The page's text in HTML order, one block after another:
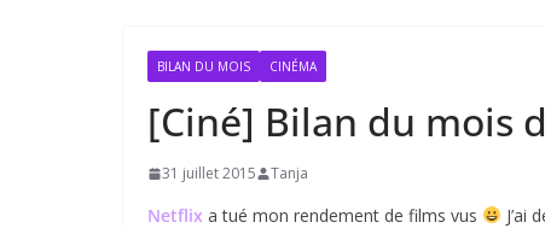
BILAN DU MOIS CINÉMA
[Ciné] Bilan du mois
31 juillet 2015 Tanja
Netflix a tué mon rendement de films vus J’ai